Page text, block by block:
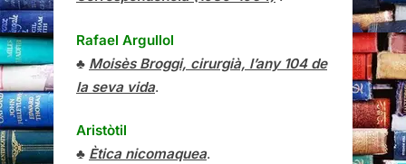
Rafael Argullol
♣ Moisès Broggi, cirurgià, l’any 104 de
la seva vida.
Aristòtil
♣ Ètica nicomaquea.